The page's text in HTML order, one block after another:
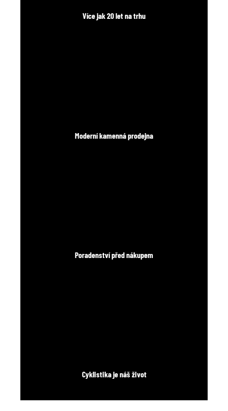
Více jak 20 let na trhu
Moderní kamenná prodejna
Poradenství před nákupem
Cyklistika je náš život